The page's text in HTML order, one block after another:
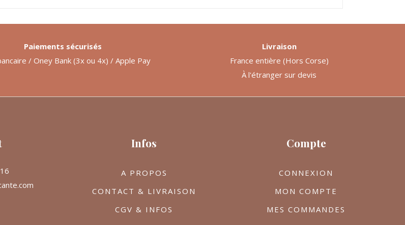
Infos
A PROPOS
CONTACT & LIVRAISON
CGV & INFOS
Compte
CONNEXION
MON COMPTE
MES COMMANDES
Paiements sécurisés
/ Oney Bank (3x ou 4x) / Apple Pay
Livraison
France entière (Hors Corse)
À l'étranger sur devis